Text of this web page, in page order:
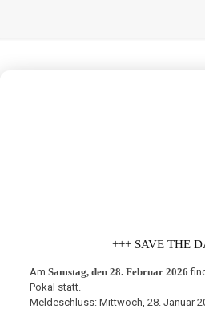
+++ SAVE THE
Am Samstag, den 28. Februar 2026
Pokal statt.
Meldeschluss: Mittwoch, 28. Januar